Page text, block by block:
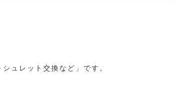
ュレット交換など」です。